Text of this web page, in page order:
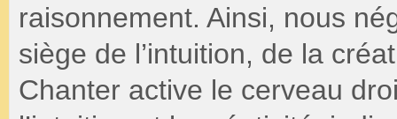
raisonnement. Ainsi, nous
siège de l’intuition, de la
Chanter active le cerveau